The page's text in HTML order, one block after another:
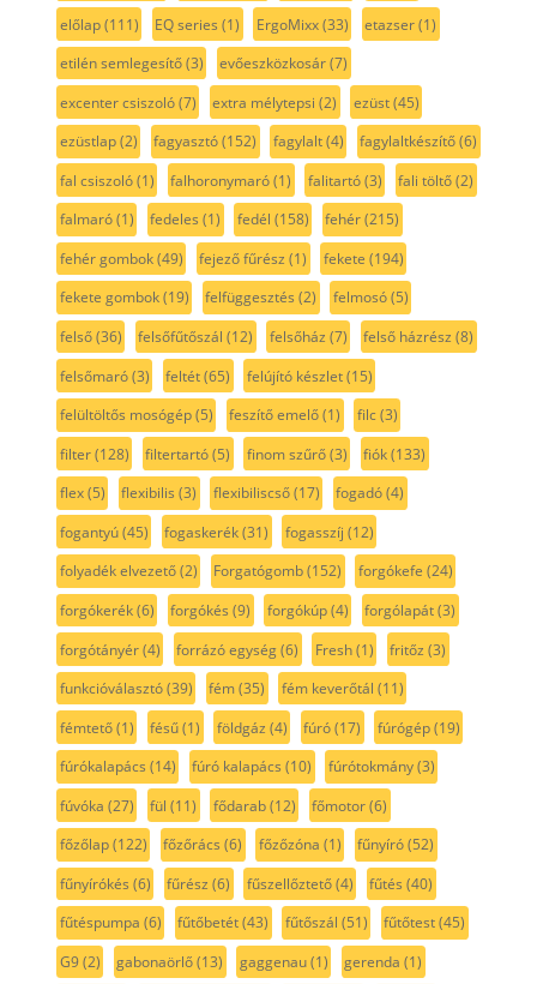
előlap(111) EQ series (1) ErgoMixx(33) etazser(1)
etilén semlegesítő(3) evőeszközkosár(7)
excenter csiszoló(7) extra mélytepsi (2) ezüst(45)
ezüstlap(2) fagyasztó(152) fagylalt(4) fagylaltkészítő(6)
fal csiszoló(1) falhoronymaró(1) falitartó(3) fali töltő(2)
falmaró(1) fedeles (1) fedél (158) fehér(215)
fehér gombok(49) fejező fűrész (1) fekete (194)
fekete gombok(19) felfüggesztés (2) felmosó(5)
felső(36) felsőfűtőszál (12) felsőház (7) felső házrész (8)
felsőmaró(3) feltét(65) felújító készlet(15)
felültöltős mosógép(5) feszítő emelő(1) filc(3)
filter(128) filtertartó(5) finom szűrő(3) fiók(133)
flex(5) flexibilis (3) flexibiliscső(17) fogadó(4)
fogantyú(45) fogaskerék(31) fogasszíj (12)
folyadék elvezető(2) Forgatógomb(152) forgókefe (24)
forgókerék(6) forgókés (9) forgókúp(4) forgólapát(3)
forgótányér(4) forrázó egység(6) Fresh(1) fritőz (3)
funkcióválasztó(39) fém(35) fém keverőtál (11)
fémtető(1) fésű(1) földgáz (4) fúró(17) fúrógép(19)
fúrókalapács (14) fúró kalapács (10) fúrótokmány(3)
fúvóka (27) fül (11) fődarab(12) főmotor(6)
főzőlap(122) főzőrács (6) főzőzóna (1) fűnyíró(52)
fűnyírókés (6) fűrész (6) fűszellőztető(4) fűtés (40)
fűtéspumpa (6) fűtőbetét(43) fűtőszál (51) fűtőtest(45)
G9(2) gabonaörlő(13) gaggenau(1) gerenda (1)